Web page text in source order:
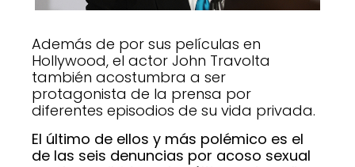
Además de por sus películas en
Hollywood, el actor John Travolta
también acostumbra a ser
protagonista de la prensa por
diferentes episodios de su vida privada.
El último de ellos y más polémico es el
de las seis denuncias por acoso sexual